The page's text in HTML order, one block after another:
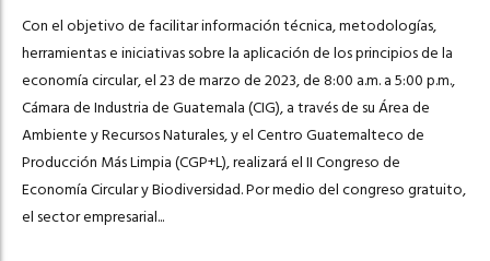
Con el objetivo de facilitar información técnica, metodologías,
herramientas e iniciativas sobre la aplicación de los principios de la
economía circular, el 23 de marzo de 2023, de 8:00 a.m. a 5:00 p.m.,
Cámara de Industria de Guatemala (CIG), a través de su Área de
Ambiente y Recursos Naturales, y el Centro Guatemalteco de
Producción Más Limpia (CGP+L), realizará el II Congreso de
Economía Circular y Biodiversidad. Por medio del congreso gratuito,
el sector empresarial...